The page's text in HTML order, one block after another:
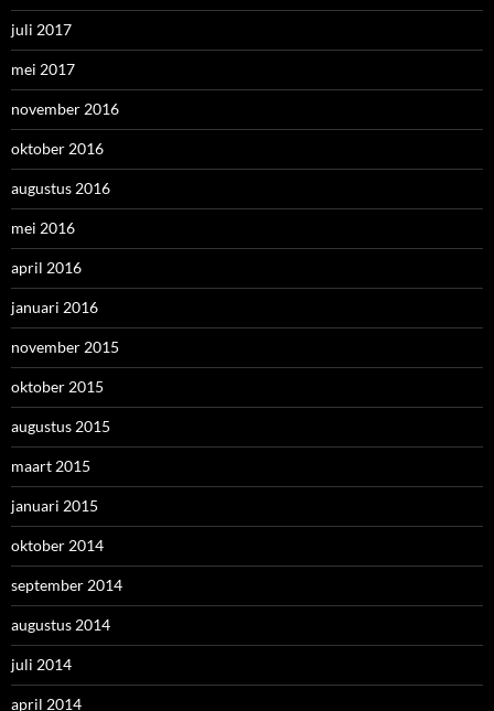
juli 2017
mei 2017
november 2016
oktober 2016
augustus 2016
mei 2016
april 2016
januari 2016
november 2015
oktober 2015
augustus 2015
maart 2015
januari 2015
oktober 2014
september 2014
augustus 2014
juli 2014
april 2014